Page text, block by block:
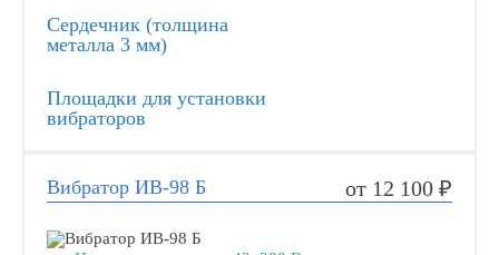
Сердечник (толщина
металла 3 мм)
Площадки для установки
вибраторов
Вибратор ИВ-98 Б от 12 100 ₽